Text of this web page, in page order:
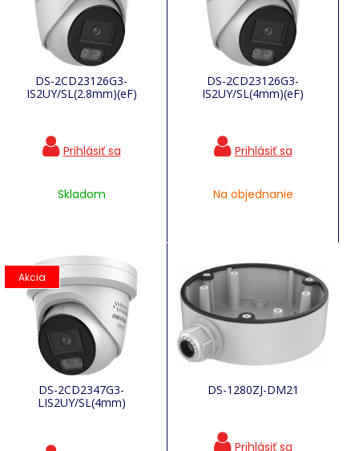
DS-2CD23126G3-
IS2UY/SL(2.8mm)(eF)
Skladom
DS-2CD23126G3-
IS2UY/SL(4mm)(eF)
Na objednanie
DS-2CD2347G3-
LIS2UY/SL(4mm)
Akcia
DS-1280ZJ-DM21